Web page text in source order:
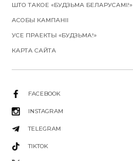
ШТО ТАКОЕ «БУДЗЬМА БЕЛАРУСАМІ!»
АСОБЫ КАМПАНІІ
УСЕ ПРАЕКТЫ «БУДЗЬМА!»
КАРТА САЙТА
FACEBOOK
INSTAGRAM
TELEGRAM
TIKTOK